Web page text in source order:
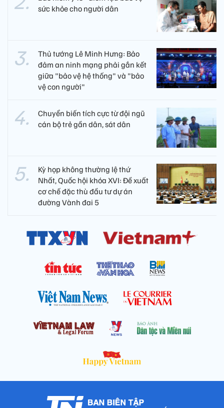
sức khỏe cho người dân
Thủ tướng Lê Minh Hưng: Bảo
đảm an ninh mạng phải gắn kết
giữa "bảo vệ hệ thống" và "bảo
vệ con người"
Chuyển biến tích cực từ đội ngũ
cán bộ trẻ gần dân, sát dân
Kỳ họp không thường lệ thứ
Nhất, Quốc hội khóa XVI: Đề xuất
cơ chế đặc thù đầu tư dự án
đường Vành đai 5